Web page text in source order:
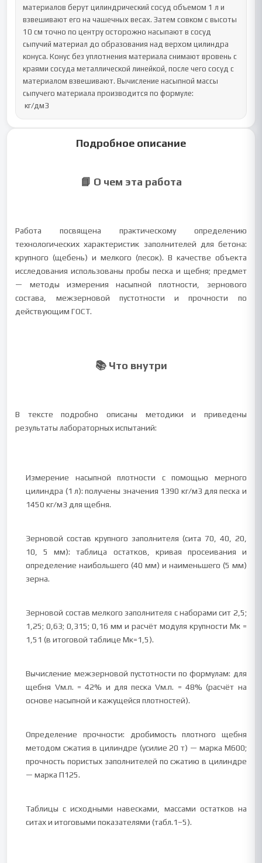
материалов берут цилиндрический сосуд объемом 1 л и
взвешивают его на чашечных весах. Затем совком с высоты
10 см точно по центру осторожно насыпают в сосуд
сыпучий материал до образования над верхом цилиндра
конуса. Конус без уплотнения материала снимают вровень с
краями сосуда металлической линейкой, после чего сосуд с
материалом взвешивают. Вычисление насыпной массы
сыпучего материала производится по формуле:
кг/дм3
Подробное описание
📘 О чем эта работа
Работа посвящена практическому определению
технологических характеристик заполнителей для бетона:
крупного (щебень) и мелкого (песок). В качестве объекта
исследования использованы пробы песка и щебня; предмет
— методы измерения насыпной плотности, зернового
состава, межзерновой пустотности и прочности по
действующим ГОСТ.
📚 Что внутри
В тексте подробно описаны методики и приведены
результаты лабораторных испытаний:
Измерение насыпной плотности с помощью мерного
цилиндра (1 л): получены значения 1390 кг/м3 для песка и
1450 кг/м3 для щебня.
Зерновой состав крупного заполнителя (сита 70, 40, 20,
10, 5 мм): таблица остатков, кривая просеивания и
определение наибольшего (40 мм) и наименьшего (5 мм)
зерна.
Зерновой состав мелкого заполнителя с наборами сит 2,5;
1,25; 0,63; 0,315; 0,16 мм и расчёт модуля крупности Мк =
1,51 (в итоговой таблице Мк=1,5).
Вычисление межзерновой пустотности по формулам: для
щебня Vм.п. = 42% и для песка Vм.п. = 48% (расчёт на
основе насыпной и кажущейся плотностей).
Определение прочности: дробимость плотного щебня
методом сжатия в цилиндре (усилие 20 т) — марка М600;
прочность пористых заполнителей по сжатию в цилиндре
— марка П125.
Таблицы с исходными навесками, массами остатков на
ситах и итоговыми показателями (табл.1–5).